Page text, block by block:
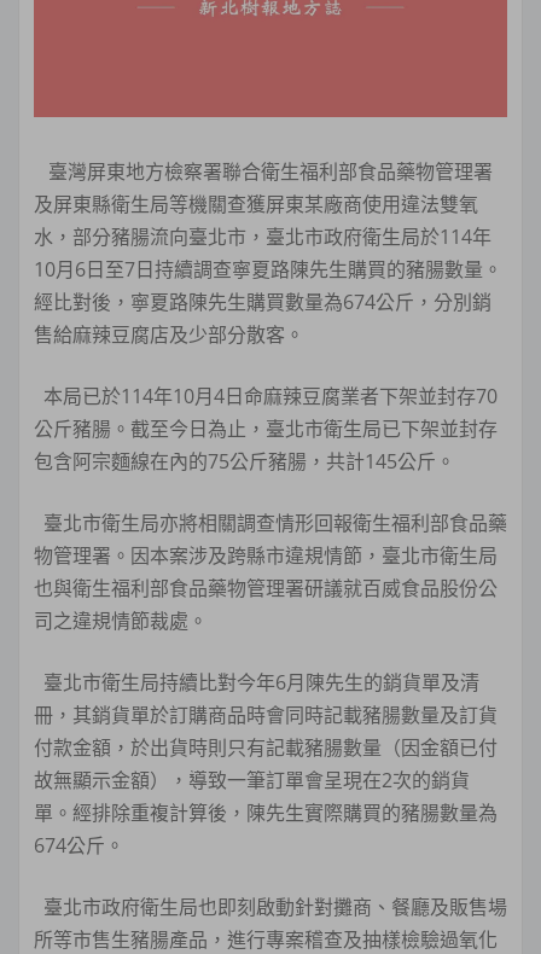
臺灣屏東地方檢察署聯合衛生福利部食品藥物管理署
及屏東縣衛生局等機關查獲屏東某廠商使用違法雙氧
水，部分豬腸流向臺北市，臺北市政府衛生局於114年
10月6日至7日持續調查寧夏路陳先生購買的豬腸數量。
經比對後，寧夏路陳先生購買數量為674公斤，分別銷
售給麻辣豆腐店及少部分散客。
本局已於114年10月4日命麻辣豆腐業者下架並封存70
公斤豬腸。截至今日為止，臺北市衛生局已下架並封存
包含阿宗麵線在內的75公斤豬腸，共計145公斤。
臺北市衛生局亦將相關調查情形回報衛生福利部食品藥
物管理署。因本案涉及跨縣市違規情節，臺北市衛生局
也與衛生福利部食品藥物管理署研議就百威食品股份公
司之違規情節裁處。
臺北市衛生局持續比對今年6月陳先生的銷貨單及清
冊，其銷貨單於訂購商品時會同時記載豬腸數量及訂貨
付款金額，於出貨時則只有記載豬腸數量（因金額已付
故無顯示金額），導致一筆訂單會呈現在2次的銷貨
單。經排除重複計算後，陳先生實際購買的豬腸數量為
674公斤。
臺北市政府衛生局也即刻啟動針對攤商、餐廳及販售場
所等市售生豬腸產品，進行專案稽查及抽樣檢驗過氧化